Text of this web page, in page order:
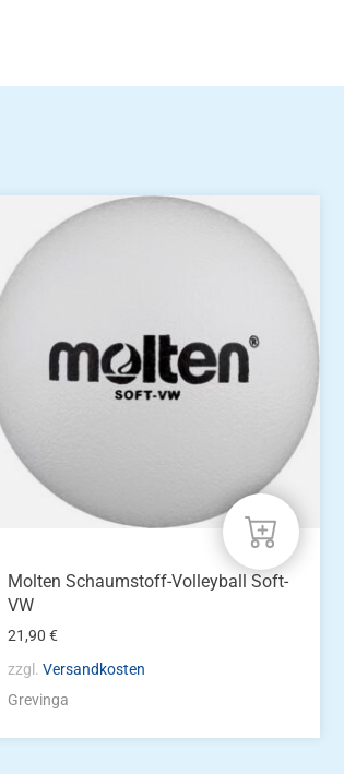
Molten Schaumstoff-Volleyball Soft-
VW
21,90€
zzgl.Versandkosten
Grevinga